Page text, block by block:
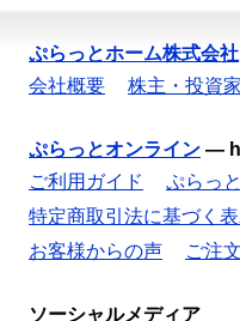
ぷらっとホーム株式会社
会社概要
株主・投資
ぷらっとオンライン —
ご利用ガイド
ぷらっ
特定商取引法に基づく
お客様からの声
ご注
ソーシャルメディア